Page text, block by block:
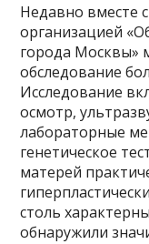
Недавно вместе
организацией
города Москвы»
обследование
Исследование
осмотр,
лабораторные
генетическое
матерей
столь
обнаружили